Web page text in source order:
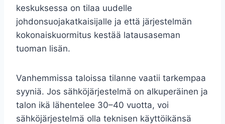
keskuksessa on tilaa uudelle
johdonsuojakatkaisijalle ja että järjestelmän
kokonaiskuormitus kestää latausaseman
tuoman lisän.
Vanhemmissa taloissa tilanne vaatii tarkempaa
syyniä. Jos sähköjärjestelmä on alkuperäinen ja
talon ikä lähentelee 30–40 vuotta, voi
sähköjärjestelmä olla teknisen käyttöikänsä